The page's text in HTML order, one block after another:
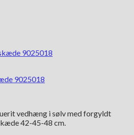
9025018
vedhæng i sølv med forgyldt
42-45-48 cm.